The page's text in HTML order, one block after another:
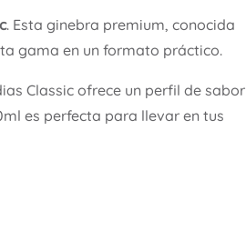
. Esta ginebra premium, conocida
gama en un formato práctico.
Classic ofrece un perfil de sabor
es perfecta para llevar en tus